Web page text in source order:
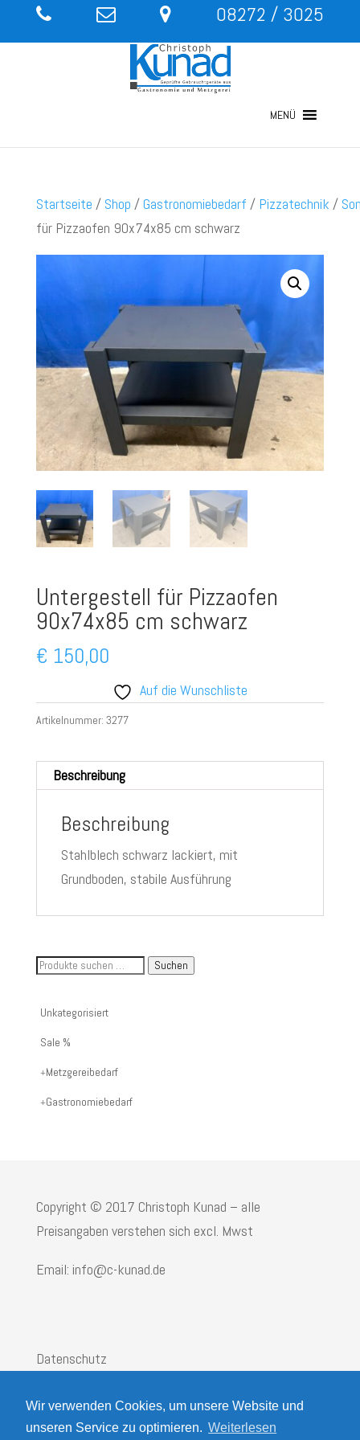
Wir verwenden Cookies, um unsere Website und
unseren Service zu optimieren. Weiterlesen
08272 / 3025
MENÜ
Startseite / Shop /Gastronomiebedarf / Pizzatechnik /
für Pizzaofen 90x74x85 cm schwarz
Untergestell für Pizzaofen
90x74x85 cm schwarz
€ 150,00
Auf die Wunschliste
Artikelnummer: 3277
Beschreibung
Beschreibung
Stahlblech schwarz lackiert, mit
Grundboden, stabile Ausführung
Suche
Artikelnummer
oder
Suchen
Unkategorisiert
Sale %
Metzgereibedarf
Gastronomiebedarf
Copyright © 2017 Christoph Kunad – alle
Preisangaben verstehen sich excl. Mwst
Email: info@c-kunad.de
Datenschutz
AGB